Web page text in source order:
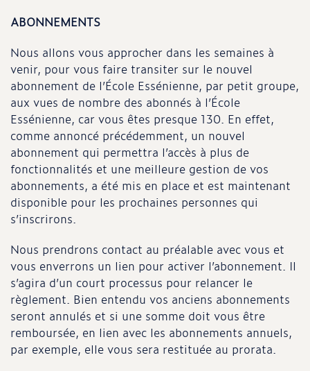
ABONNEMENTS
Nous allons vous approcher dans les semaines à
venir, pour vous faire transiter sur le nouvel
abonnement de l’École Essénienne, par petit groupe,
aux vues de nombre des abonnés à l’École
Essénienne, car vous êtes presque 130. En effet,
comme annoncé précédemment, un nouvel
abonnement qui permettra l’accès à plus de
fonctionnalités et une meilleure gestion de vos
abonnements, a été mis en place et est maintenant
disponible pour les prochaines personnes qui
s’inscrirons.
Nous prendrons contact au préalable avec vous et
vous enverrons un lien pour activer l’abonnement. Il
s’agira d’un court processus pour relancer le
règlement. Bien entendu vos anciens abonnements
seront annulés et si une somme doit vous être
remboursée, en lien avec les abonnements annuels,
par exemple, elle vous sera restituée au prorata.